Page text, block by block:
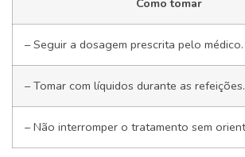
Como tomar
– Seguir a dosagem prescrita pelo médico.
– Tomar com líquidos durante as refeições.
– Não interromper o tratamento sem